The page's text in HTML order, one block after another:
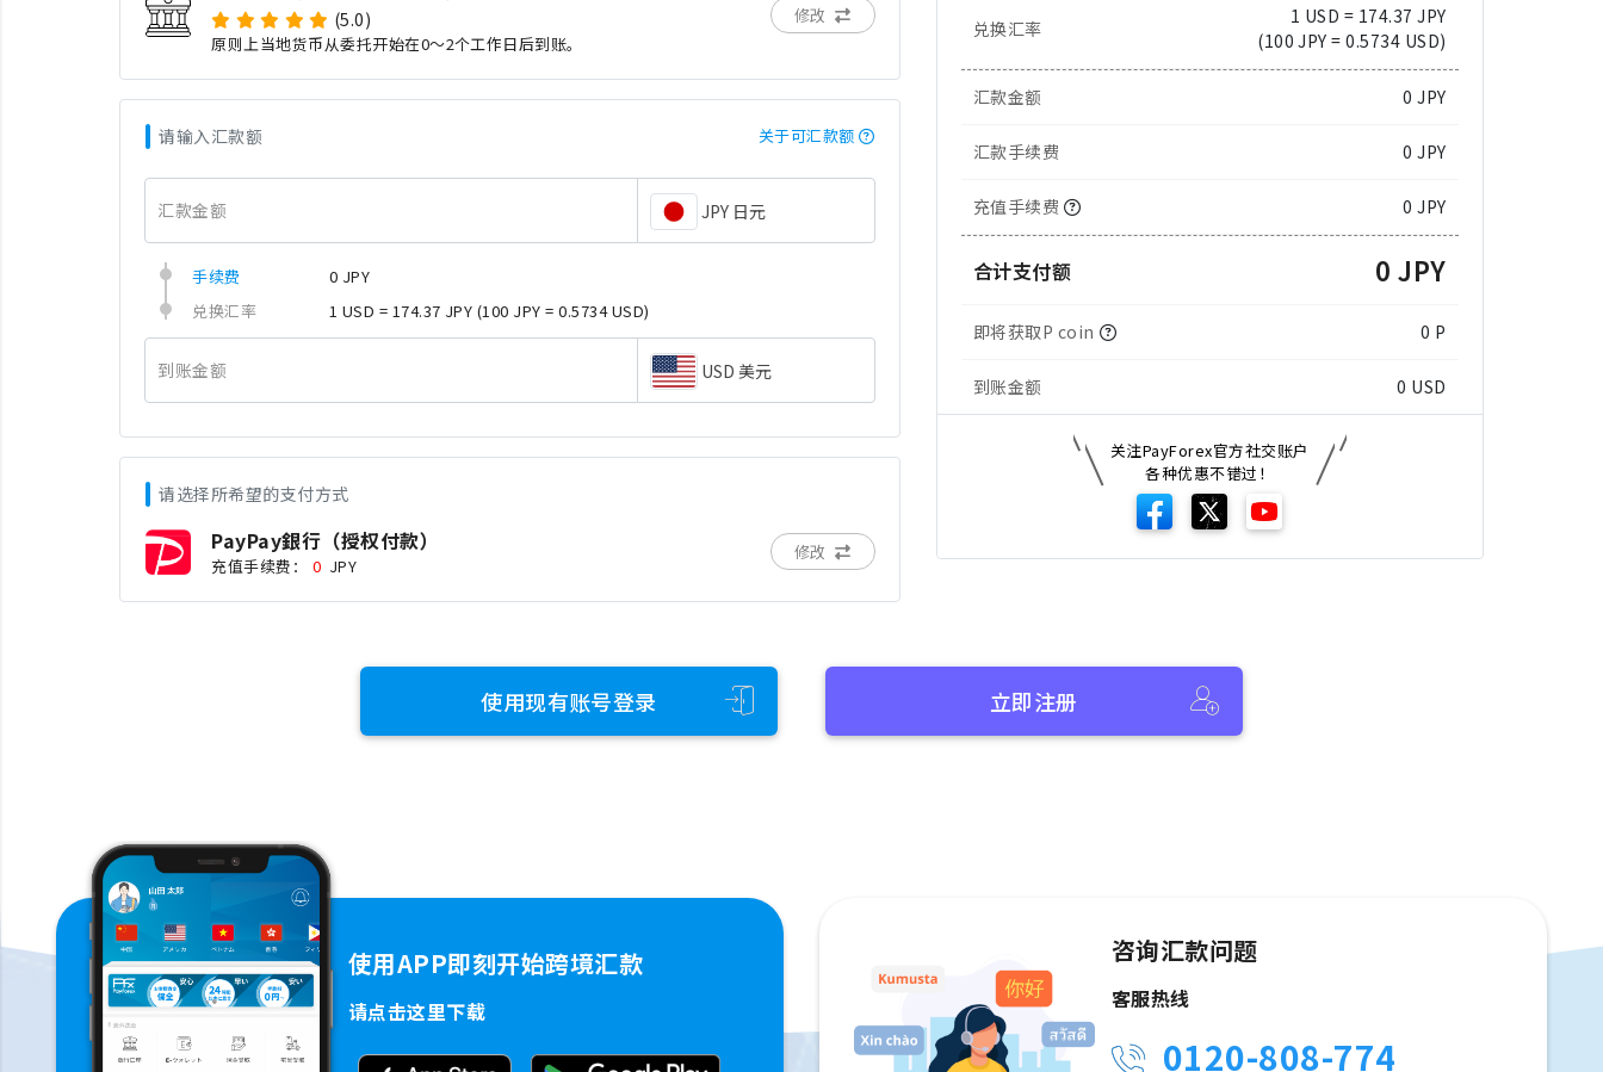
(5.0)
原则上当地货币从委托开始在0～2个工作日后到账。
修改
请输入汇款额 关于可汇款额
汇款金额 JPY 日元
手续费
0 JPY
兑换汇率
1 USD = 174.37 JPY (100 JPY = 0.5734 USD)
到账金额 USD 美元
请选择所希望的支付方式
PayPay銀行（授权付款）
充值手续费： 0 JPY
修改
兑换汇率
1 USD = 174.37 JPY
(100 JPY = 0.5734 USD)
汇款金额 0 JPY
汇款手续费 0 JPY
充值手续费 0 JPY
合计支付额 0 JPY
即将获取P coin 0 P
到账金额 0 USD
关注PayForex官方社交账户
各种优惠不错过！
使用现有账号登录 立即注册
使用APP即刻开始跨境汇款
请点击这里下载
咨询汇款问题
客服热线
0120-808-774